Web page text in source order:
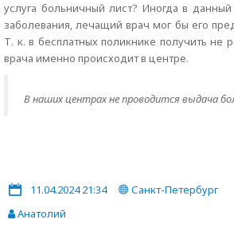
услуга больничный лист? Иногда в
заболевания, лечащий врач мог бы его
Т. к. в бесплатных поликнике получить не
врача именно происходит в центре.
В наших центрах не проводится выдача
11.04.2024 21:34
Санкт-Петербург
Анатолий